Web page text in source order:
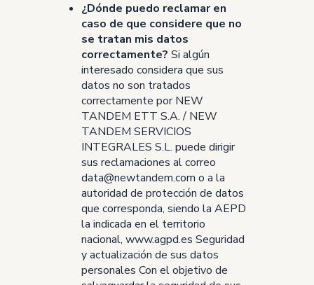
¿Dónde puedo reclamar en
caso de que considere que no
se tratan mis datos
correctamente? Si algún
interesado considera que sus
datos no son tratados
correctamente por NEW
TANDEM ETT S.A. / NEW
TANDEM SERVICIOS
INTEGRALES S.L. puede dirigir
sus reclamaciones al correo
data@newtandem.com o a la
autoridad de protección de datos
que corresponda, siendo la AEPD
la indicada en el territorio
nacional, www.agpd.es Seguridad
y actualización de sus datos
personales Con el objetivo de